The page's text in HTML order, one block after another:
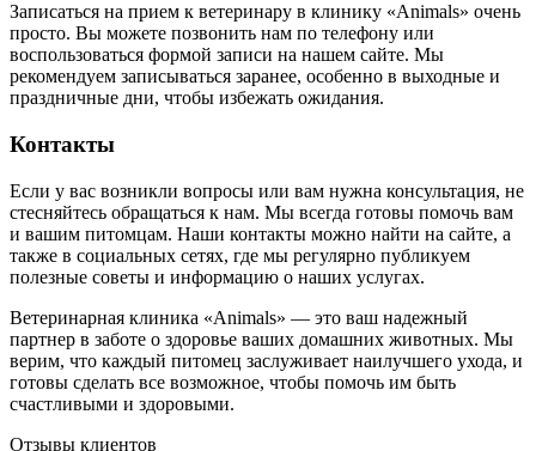
Записаться на прием к ветеринару в клинику «Animals» очень
просто. Вы можете позвонить нам по телефону или
воспользоваться формой записи на нашем сайте. Мы
рекомендуем записываться заранее, особенно в выходные и
праздничные дни, чтобы избежать ожидания.
Контакты
Если у вас возникли вопросы или вам нужна консультация, не
стесняйтесь обращаться к нам. Мы всегда готовы помочь вам
и вашим питомцам. Наши контакты можно найти на сайте, а
также в социальных сетях, где мы регулярно публикуем
полезные советы и информацию о наших услугах.
Ветеринарная клиника «Animals» — это ваш надежный
партнер в заботе о здоровье ваших домашних животных. Мы
верим, что каждый питомец заслуживает наилучшего ухода, и
готовы сделать все возможное, чтобы помочь им быть
счастливыми и здоровыми.
Отзывы клиентов